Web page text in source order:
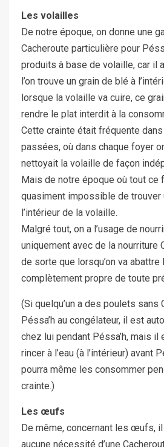
Les volailles
De notre époque, on donne une
Cacheroute particulière pour
produits à base de volaille, car il
l’on trouve un grain de blé à
lorsque la volaille va cuire, ce
rendre le plat interdit à la
Cette crainte était fréquente
passées, où dans chaque foyer
nettoyait la volaille de façon
Mais de notre époque où tout ce
quasiment impossible de trouver
l’intérieur de la volaille.
Malgré tout, on a l’usage de
uniquement avec de la nourriture
de sorte que lorsqu’on va
complètement propre de toute
(Si quelqu’un a des poulets sans
Péssa’h au congélateur, il est
chez lui pendant Péssa’h, mais
rincer à l’eau (à l’intérieur) avant
pourra même les consommer
crainte.)
Les œufs
De même, concernant les œufs, il
aucune nécessité d’une